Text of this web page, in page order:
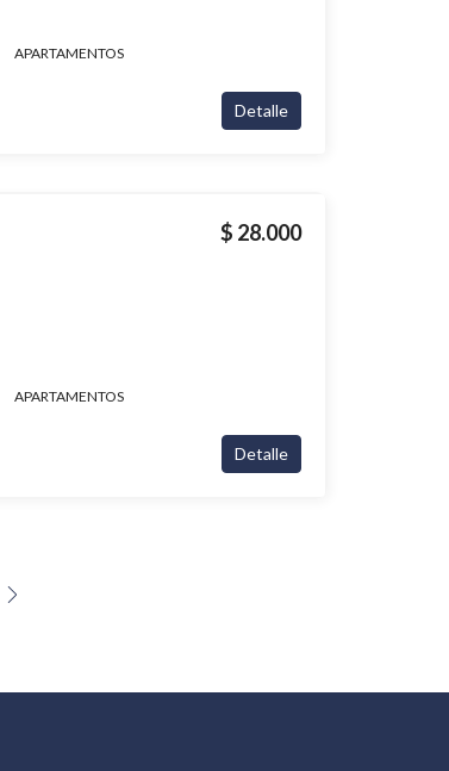
APARTAMENTOS
Detalle
$ 28.000
APARTAMENTOS
Detalle